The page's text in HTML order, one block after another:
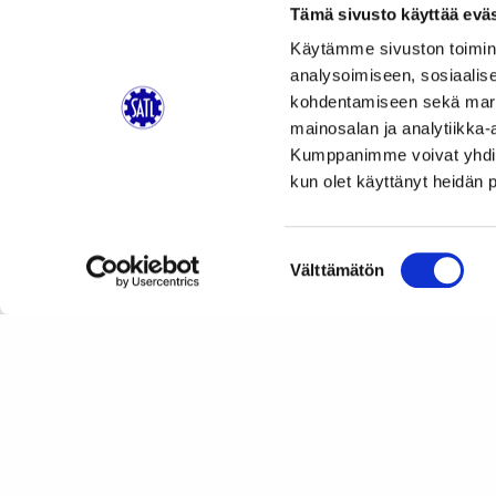
Tämä sivusto käyttää
Käytämme sivuston
analysoimiseen,
kohdentamiseen sekä
mainosalan ja
Kumppanimme voivat
kun olet käyttänyt heidän
valinta
Välttämätön